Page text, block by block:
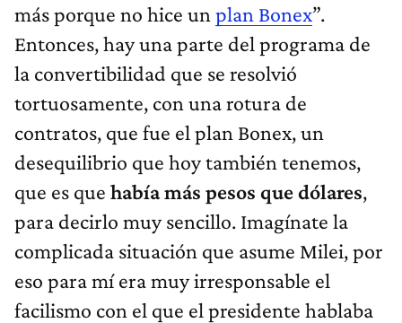
más porque no hice un plan Bonex”.
Entonces, hay una parte del programa de
la convertibilidad que se resolvió
tortuosamente, con una rotura de
contratos, que fue el plan Bonex, un
desequilibrio que hoy también tenemos,
que es que había más pesos que dólares,
para decirlo muy sencillo. Imagínate la
complicada situación que asume Milei, por
eso para mí era muy irresponsable el
facilismo con el que el presidente hablaba